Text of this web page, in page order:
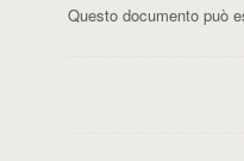
Questo documento può